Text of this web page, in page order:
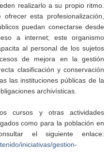
realizarlo a su propio ritmo.
esta profesionalización,
puedan conectarse desde
a internet; este organismo
al personal de los sujetos
de mejora en la gestión
clasificación y conservación
las instituciones públicas de la
archivísticas.
cursos y otras actividades
como para la población en
el siguiente enlace:
iniciativas/gestion-